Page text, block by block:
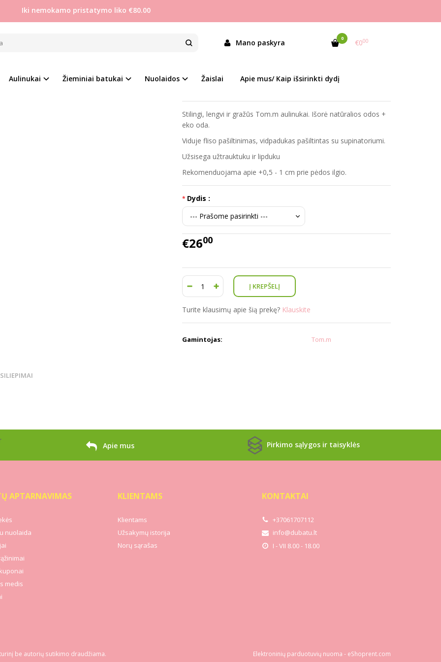
Iki nemokamo pristatymo liko €80.00
Mano paskyra 0 €000
Aulinukai Žieminiai batukai Nuolaidos Žaislai Apie mus/ Kaip išsirinkti dydį
27-32 ODINIAI AULINUKAI SU AUSYTĖMIS
Į PALYGINIMĄ Į NORŲ SĄRAŠĄ
Prekės kodas:
T-11027E Black/Purple
Stilingi, lengvi ir gražūs Tom.m aulinukai. Išorė natūralios odos +
eko oda.
Viduje fliso pašiltinimas, vidpadukas pašiltintas su supinatoriumi.
Užsisega užtrauktuku ir lipduku
Rekomenduojama apie +0,5 - 1 cm prie pėdos ilgio.
Dydis :
€2600
Turite klausimų apie šią prekę? Klauskite
Gamintojas: Tom.m
Apie mus Pirkimo sąlygos ir taisyklės
APTARNAVIMAS
nuolaida
medis
KLIENTAMS
Klientams
Užsakymų istorija
Norų sąrašas
KONTAKTAI
+37061707112
info@dubatu.lt
I - VII 8.00 - 18.00
be autorių sutikimo draudžiama. Elektroninių parduotuvių nuoma - eShoprent.com